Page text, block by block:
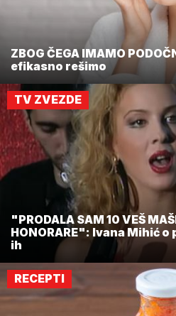
ZBOG ČEGA IMAMO
efikasno rešimo
TV ZVEZDE
"PRODALA SAM 10 VEŠ
HONORARE": Ivana Mihić
ih
RECEPTI